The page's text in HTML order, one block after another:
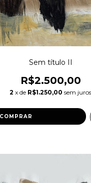
Sem título II
R$2.500,00
2 x de R$1.250,00 sem juros